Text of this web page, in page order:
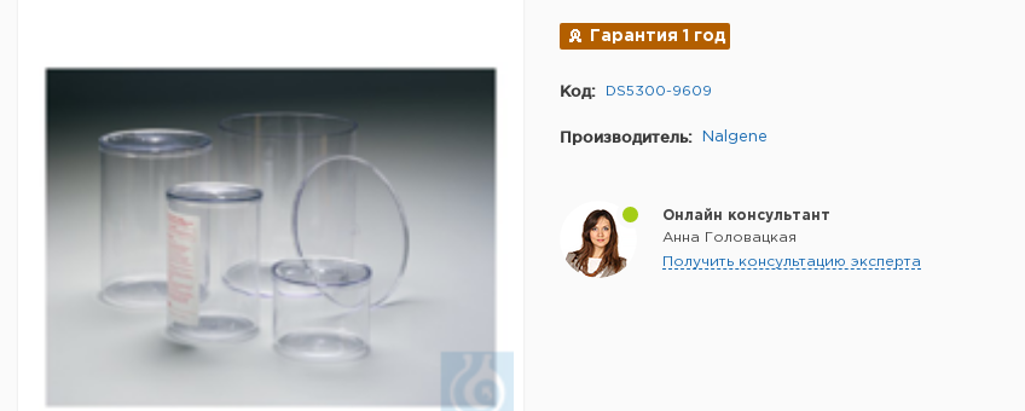
Гарантия 1 год
Код: DS5300-9609
Производитель: Nalgene
Онлайн консультант
Анна Головацкая
Получить консультацию эксперта